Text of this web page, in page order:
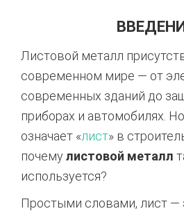
Листовой металл
современном мире — от
современных зданий до
приборах и автомобилях.
означает «лист» в
почемулистовой металл
используется?
Простыми словами, лист —